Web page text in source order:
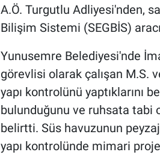
A.Ö. Turgutlu Adliyesi'nden,
Bilişim Sistemi (SEGBİS)
Yunusemre Belediyesi'nde
görevlisi olarak çalışan M.S.
yapı kontrolünü yaptıklarını
bulunduğunu ve ruhsata tabi
belirtti. Süs havuzunun
yapı kontrolünde mimari